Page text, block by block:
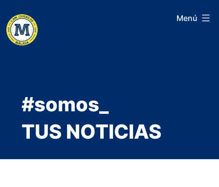
contenido
Menú
#somos_
TUS NOTICIAS